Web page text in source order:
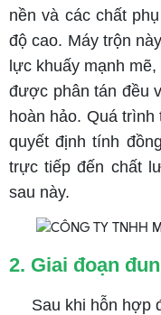
nền và các chất
độ cao. Máy trộn
lực khuấy mạnh
được phân tán đều
hoàn hảo. Quá trình
quyết định tính
trực tiếp đến chất
sau này.
2. Giai đoạn
Sau khi hỗn hợp